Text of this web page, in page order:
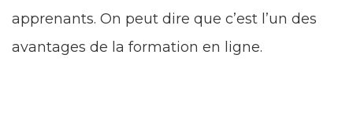
apprenants. On peut dire que c’est l’un des
avantages de la formation en ligne.